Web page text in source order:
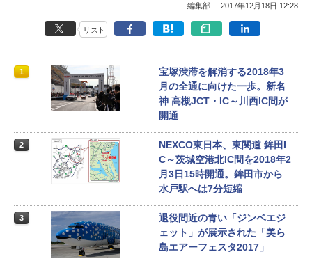
編集部 2017年12月18日 12:28
リスト
1
宝塚渋滞を解消する2018年3
月の全通に向けた一歩。新名
神 高槻JCT・IC～川西IC間が
開通
2
NEXCO東日本、東関道 鉾田I
C～茨城空港北IC間を2018年2
月3日15時開通。鉾田市から
水戸駅へは7分短縮
3
退役間近の青い「ジンベエジ
ェット」が展示された「美ら
島エアーフェスタ2017」